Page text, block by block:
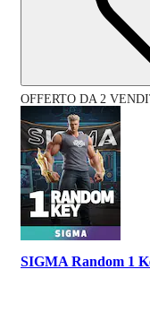
OFFERTO DA 2
SIGMA Random 1